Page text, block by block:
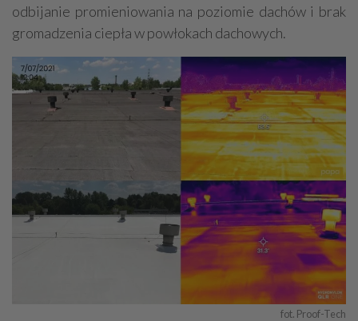
odbijanie promieniowania na poziomie dachów i brak
gromadzenia ciepła w powłokach dachowych.
fot. Proof-Tech